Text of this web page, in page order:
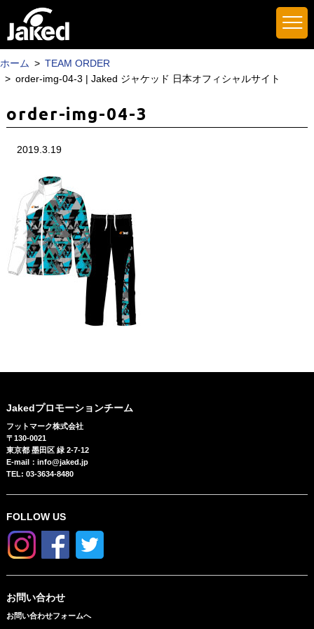
ホーム
TEAM ORDER
order-img-04-3 | Jaked ジャケッド 日本オフィシャルサイト
order-img-04-3
2019.3.19
Jakedプロモーションチーム
フットマーク株式会社
〒130-0021
東京都 墨田区 緑 2-7-12
E-mail：info@jaked.jp
TEL: 03-3634-8480
FOLLOW US
お問い合わせ
お問い合わせフォームへ